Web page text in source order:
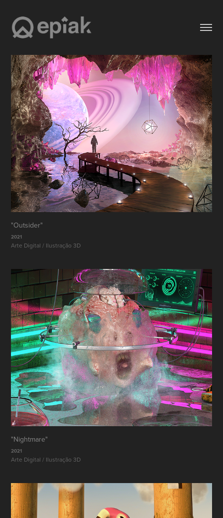
"Outsider"
2021
Arte Digital / Ilustração 3D
"Nightmare"
2021
Arte Digital / Ilustração 3D